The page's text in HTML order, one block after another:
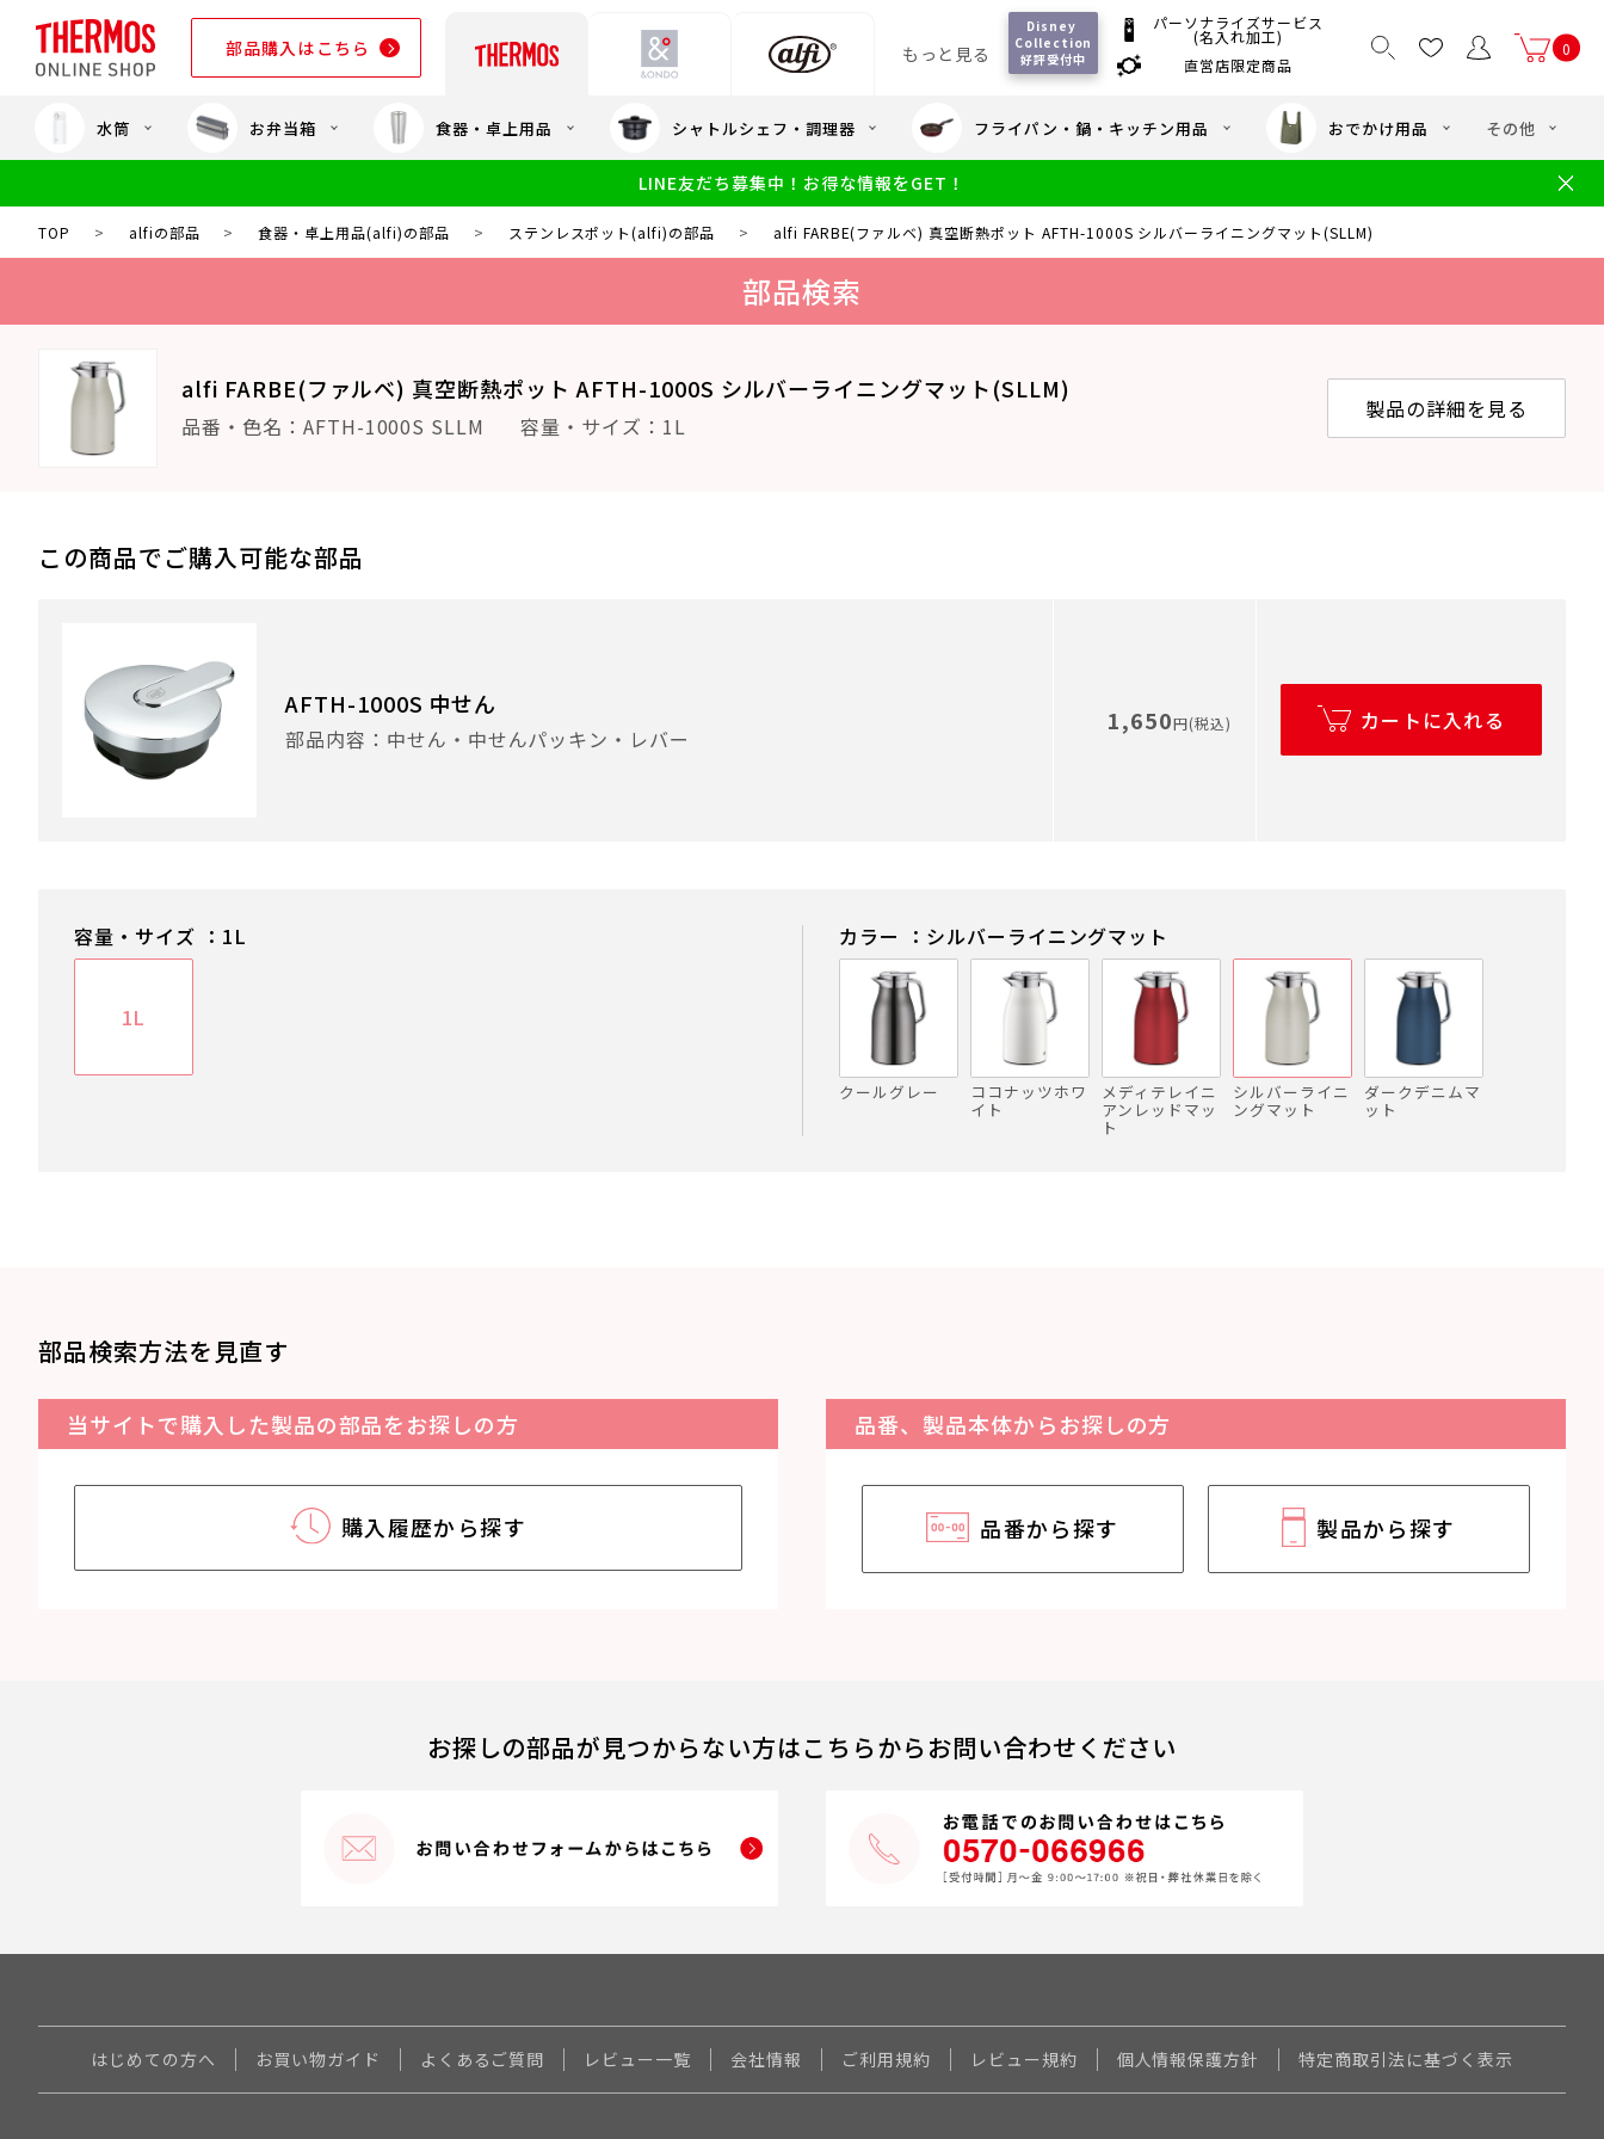
部品購入はこちら もっと見る
以上送料無料
サーモスのeギフト
アウトレット
ギフトのご案内
お買い物ガイド
Disney
Collection
好評受付中
パーソナライズサービス
(名入れ加工)
直営店限定商品
部品購入はこちら
食洗機対応 幼児・園児向け水筒
小学生 中・高学年向け水筒
0
水筒 お弁当箱 食器・卓上用品 シャトルシェフ・調理器 フライパン・鍋・キッチン用品 おでかけ用品 その他
LINE友だち募集中！お得な情報をGET！
TOP > alfiの部品 > 食器・卓上用品(alfi)の部品 > ステンレスポット(alfi)の部品 > alfi FARBE(ファルベ) 真空断熱ポット AFTH-1000S シルバーライニングマット(SLLM)
部品検索
alfi FARBE(ファルベ) 真空断熱ポット AFTH-1000S シルバーライニングマット(SLLM)
品番・色名：AFTH-1000S SLLM 容量・サイズ：1L
製品の詳細を見る
この商品でご購入可能な部品
AFTH-1000S 中せん
部品内容：中せん・中せんパッキン・レバー
1,650円(税込) カートに入れる
容量・サイズ ：1L
1L
カラー ：シルバーライニングマット
クールグレー ココナッツホワ
イト
メディテレイニ
アンレッドマッ
ト
シルバーライニ
ングマット
ダークデニムマ
ット
部品検索方法を見直す
当サイトで購入した製品の部品をお探しの方
購入履歴から探す
品番、製品本体からお探しの方
品番から探す 製品から探す
お探しの部品が見つからない方はこちらからお問い合わせください
はじめての方へ お買い物ガイド よくあるご質問 レビュー一覧 会社情報 ご利用規約 レビュー規約 個人情報保護方針 特定商取引法に基づく表示